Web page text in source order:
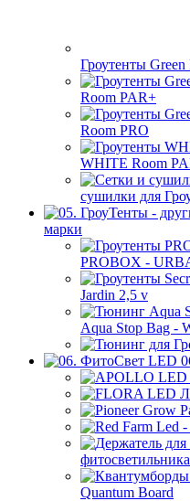
Гроутенты
Room PAR+
Room PRO
WHITE Room
сушилки для
марки
PROBOX -
Jardin 2,5 v
Aqua Stop Bag -
фитосветильника
Quantum Board